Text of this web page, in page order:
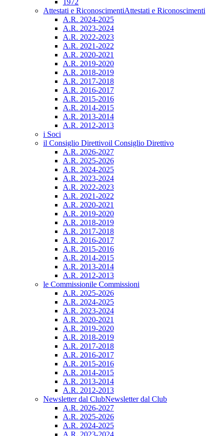
1972
Attestati e RiconoscimentiAttestati e Riconoscimenti
A.R. 2024-2025
A.R. 2023-2024
A.R. 2022-2023
A.R. 2021-2022
A.R. 2020-2021
A.R. 2019-2020
A.R. 2018-2019
A.R. 2017-2018
A.R. 2016-2017
A.R. 2015-2016
A.R. 2014-2015
A.R. 2013-2014
A.R. 2012-2013
i Soci
il Consiglio Direttivoil Consiglio Direttivo
A.R. 2026-2027
A.R. 2025-2026
A.R. 2024-2025
A.R. 2023-2024
A.R. 2022-2023
A.R. 2021-2022
A.R. 2020-2021
A.R. 2019-2020
A.R. 2018-2019
A.R. 2017-2018
A.R. 2016-2017
A.R. 2015-2016
A.R. 2014-2015
A.R. 2013-2014
A.R. 2012-2013
le Commissionile Commissioni
A.R. 2025-2026
A.R. 2024-2025
A.R. 2023-2024
A.R. 2020-2021
A.R. 2019-2020
A.R. 2018-2019
A.R. 2017-2018
A.R. 2016-2017
A.R. 2015-2016
A.R. 2014-2015
A.R. 2013-2014
A.R. 2012-2013
Newsletter dal ClubNewsletter dal Club
A.R. 2026-2027
A.R. 2025-2026
A.R. 2024-2025